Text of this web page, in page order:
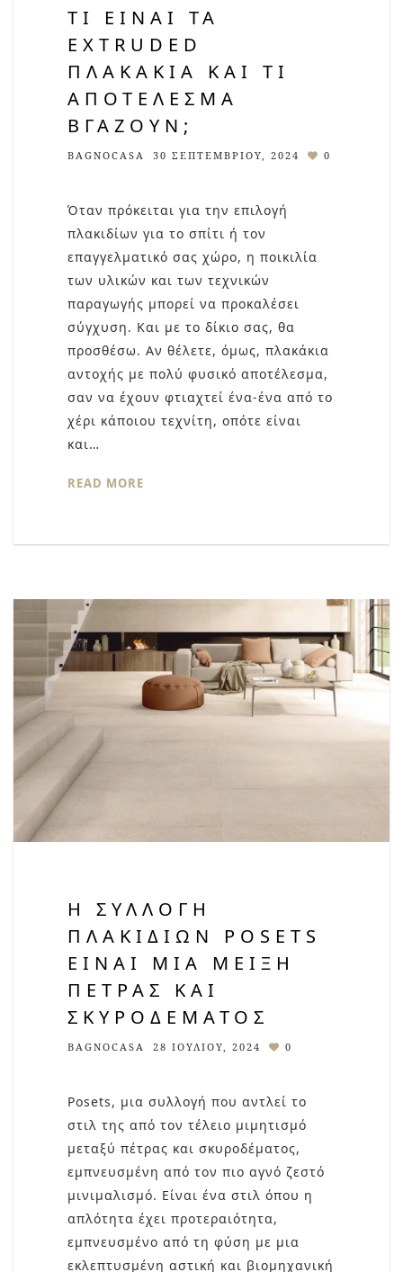
ΤΙ ΕΊΝΑΙ ΤΑ
EXTRUDED
ΠΛΑΚΆΚΙΑ ΚΑΙ ΤΙ
ΑΠΟΤΈΛΕΣΜΑ
ΒΓΆΖΟΥΝ;
BAGNOCASA 30 ΣΕΠΤΕΜΒΡΊΟΥ, 2024 0
Όταν πρόκειται για την επιλογή
πλακιδίων για το σπίτι ή τον
επαγγελματικό σας χώρο, η ποικιλία
των υλικών και των τεχνικών
παραγωγής μπορεί να προκαλέσει
σύγχυση. Και με το δίκιο σας, θα
προσθέσω. Αν θέλετε, όμως, πλακάκια
αντοχής με πολύ φυσικό αποτέλεσμα,
σαν να έχουν φτιαχτεί ένα-ένα από το
χέρι κάποιου τεχνίτη, οπότε είναι
και…
READ MORE
Η ΣΥΛΛΟΓΉ
ΠΛΑΚΙΔΊΩΝ POSETS
ΕΊΝΑΙ ΜΙΑ ΜΕΊΞΗ
ΠΈΤΡΑΣ ΚΑΙ
ΣΚΥΡΟΔΈΜΑΤΟΣ
BAGNOCASA 28 ΙΟΥΛΊΟΥ, 2024 0
Posets, μια συλλογή που αντλεί το
στιλ της από τον τέλειο μιμητισμό
μεταξύ πέτρας και σκυροδέματος,
εμπνευσμένη από τον πιο αγνό ζεστό
μινιμαλισμό. Είναι ένα στιλ όπου η
απλότητα έχει προτεραιότητα,
εμπνευσμένο από τη φύση με μια
εκλεπτυσμένη αστική και βιομηχανική